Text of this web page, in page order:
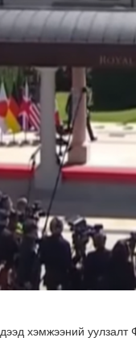
оруулалтыг 2050 он
хэмжээний уулзалт